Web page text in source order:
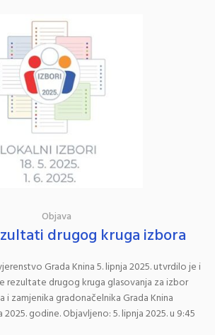
Objava
drugog kruga izbora
Grada Knina 5. lipnja 2025. utvrdilo je i
rezultate drugog kruga glasovanja za izbor
i zamjenika gradonačelnika Grada Knina
godine. Objavljeno: 5. lipnja 2025. u 9:45